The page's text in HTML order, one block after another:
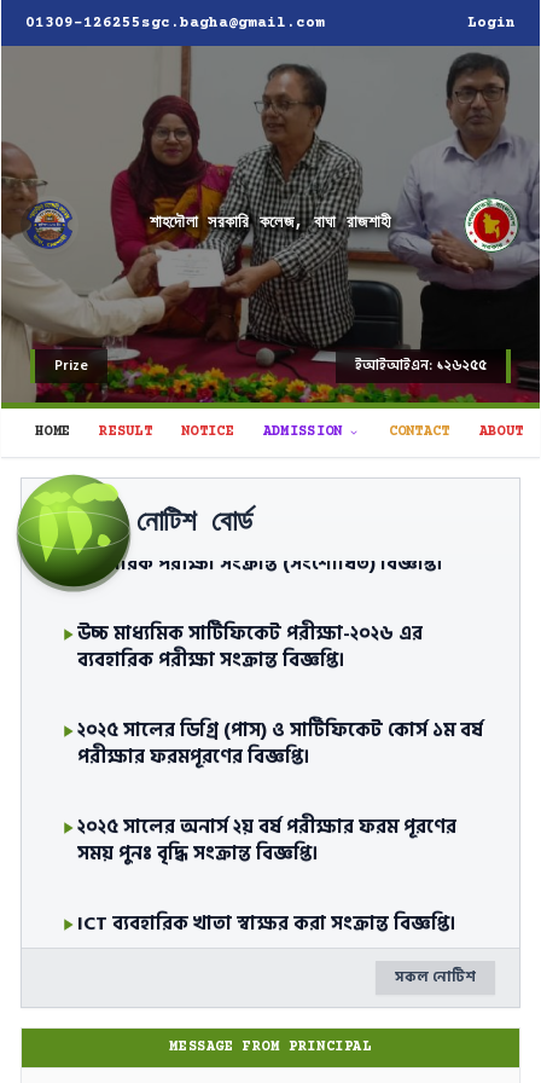
01309-126255 sgc.bagha@gmail.com Login
শাহদৌলা সরকারি কলেজ, বাঘা রাজশাহী
Prize ইআইআইএন: ১২৬২৫৫
HOME RESULT NOTICE ADMISSION CONTACT ABOUT
নোটিশ বোর্ড
উচ্চ মাধ্যমিক সার্টিফিকেট পরীক্ষা-২০২৬ এর
বাঘা-১/১২৬ (শাহদৌলা সরকারি কলেজ) কেন্দ্রের
ব্যবহারিক পরীক্ষা সংক্রান্ত (সংশোধিত) বিজ্ঞপ্তি।
উচ্চ মাধ্যমিক সার্টিফিকেট পরীক্ষা-২০২৬ এর
ব্যবহারিক পরীক্ষা সংক্রান্ত বিজ্ঞপ্তি।
২০২৫ সালের ডিগ্রি (পাস) ও সার্টিফিকেট কোর্স ১ম বর্ষ
পরীক্ষার ফরমপূরণের বিজ্ঞপ্তি।
২০২৫ সালের অনার্স ২য় বর্ষ পরীক্ষার ফরম পূরণের
সময় পুনঃ বৃদ্ধি সংক্রান্ত বিজ্ঞপ্তি।
ICT ব্যবহারিক খাতা স্বাক্ষর করা সংক্রান্ত বিজ্ঞপ্তি।
২০২৫-২০২৬ শিক্ষাবর্ষে দ্বাদশ শ্রেণিতে অনলাইনে
ভর্তিকৃত শিক্ষার্থীদরে অনলাইন ইটিসি/বিটিসি,
বিষয়, গ্রুপ এবং ভর্তি বাতিল কার্যক্রম প্রসঙ্গে।
সকল নোটিশ
MESSAGE FROM PRINCIPAL